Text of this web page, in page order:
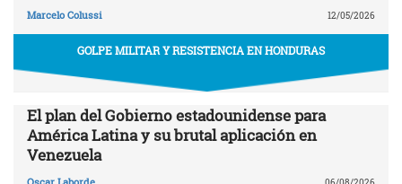
Marcelo Colussi 12/05/2026
GOLPE MILITAR Y RESISTENCIA EN HONDURAS
El plan del Gobierno estadounidense para
América Latina y su brutal aplicación en
Venezuela